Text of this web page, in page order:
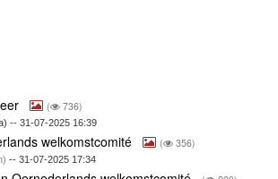
( 736)
-- 31-07-2025 16:39
welkomstcomité ( 356)
-- 31-07-2025 17:34